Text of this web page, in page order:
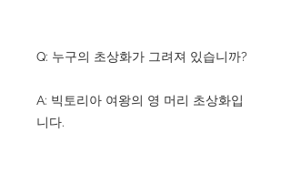
Q: 누구의 초상화가 그려져 있습니까?
A: 빅토리아 여왕의 영 머리 초상화입
니다.